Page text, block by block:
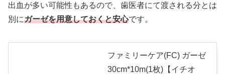
出血が多い可能性もあるので、歯医者にて渡される分とは
別にガーゼを用意しておくと安心です。
ファミリーケア(FC) ガーゼ
30cm*10m(1枚)【イチオ